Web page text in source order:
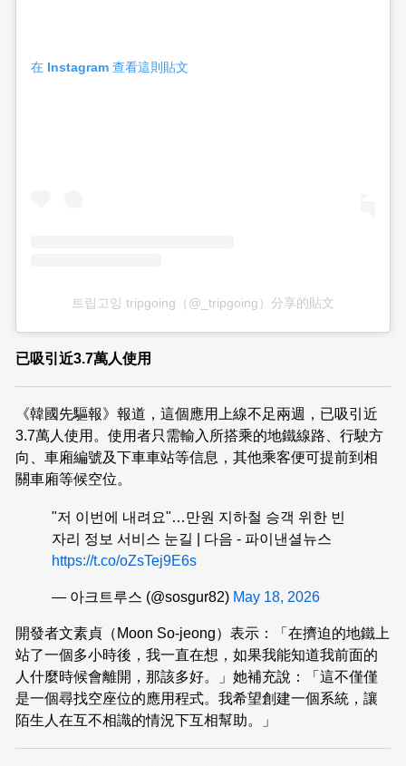
在 Instagram 查看這則貼文
트립고잉 tripgoing（@_tripgoing）分享的貼文
已吸引近3.7萬人使用
《韓國先驅報》報道，這個應用上線不足兩週，已吸引近
3.7萬人使用。使用者只需輸入所搭乘的地鐵線路、行駛方
向、車廂編號及下車車站等信息，其他乘客便可提前到相
關車廂等候空位。
"저 이번에 내려요"…만원 지하철 승객 위한 빈
자리 정보 서비스 눈길 | 다음 - 파이낸셜뉴스
https://t.co/oZsTej9E6s
— 아크트루스 (@sosgur82) May 18, 2026
開發者文素貞（Moon So-jeong）表示：「在擠迫的地鐵上
站了一個多小時後，我一直在想，如果我能知道我前面的
人什麼時候會離開，那該多好。」她補充說：「這不僅僅
是一個尋找空座位的應用程式。我希望創建一個系統，讓
陌生人在互不相識的情況下互相幫助。」